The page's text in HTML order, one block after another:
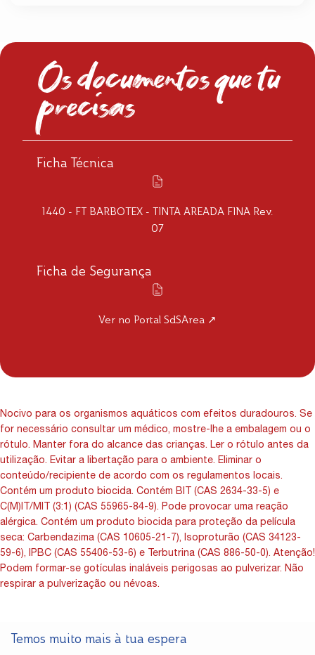
Os documentos que tu
precisas
Ficha Técnica
1440 - FT BARBOTEX - TINTA AREADA FINA Rev.
07
Ficha de Segurança
Ver no Portal SdSArea ↗
Nocivo para os organismos aquáticos com efeitos duradouros. Se
for necessário consultar um médico, mostre-lhe a embalagem ou o
rótulo. Manter fora do alcance das crianças. Ler o rótulo antes da
utilização. Evitar a libertação para o ambiente. Eliminar o
conteúdo/recipiente de acordo com os regulamentos locais.
Contém um produto biocida. Contém BIT (CAS 2634-33-5) e
C(M)IT/MIT (3:1) (CAS 55965-84-9). Pode provocar uma reação
alérgica. Contém um produto biocida para proteção da película
seca: Carbendazima (CAS 10605-21-7), Isoproturão (CAS 34123-
59-6), IPBC (CAS 55406-53-6) e Terbutrina (CAS 886-50-0). Atenção!
Podem formar-se gotículas inaláveis perigosas ao pulverizar. Não
respirar a pulverização ou névoas.
Temos muito mais à tua espera